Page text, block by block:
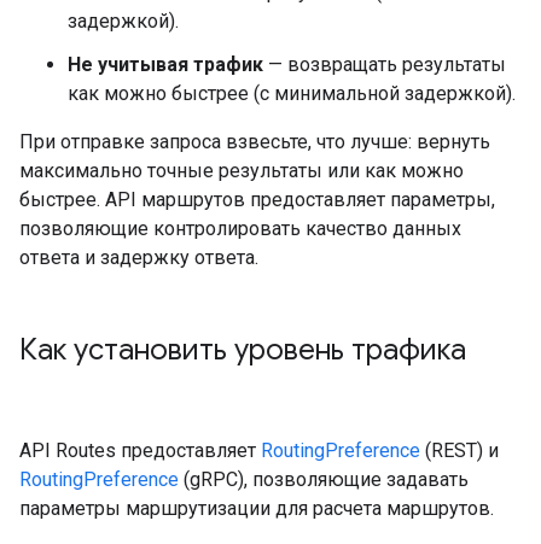
задержкой).
Не учитывая трафик — возвращать результаты
как можно быстрее (с минимальной задержкой).
При отправке запроса взвесьте, что лучше: вернуть
максимально точные результаты или как можно
быстрее. API маршрутов предоставляет параметры,
позволяющие контролировать качество данных
ответа и задержку ответа.
Как установить уровень трафика
API Routes предоставляет RoutingPreference (REST) ​​и
RoutingPreference (gRPC), позволяющие задавать
параметры маршрутизации для расчета маршрутов.